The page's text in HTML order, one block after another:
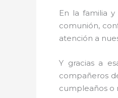
En la familia
comunión,
atención a
Y gracias a
compañeros
cumpleaños o